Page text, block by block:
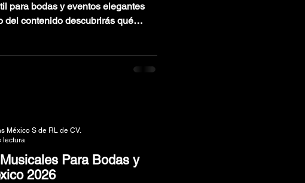
para bodas y eventos elegantes
profesional que eleve la
Para Bodas y
2026
México S de RL de CV.
lectura